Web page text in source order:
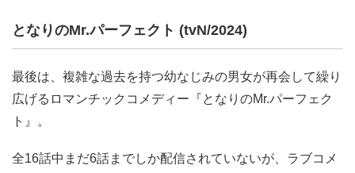
となりのMr.パーフェクト (tvN/2024)
最後は、複雑な過去を持つ幼なじみの男女が再会して繰り
広げるロマンチックコメディー『となりのMr.パーフェク
ト』。
全16話中まだ6話までしか配信されていないが、ラブコメ